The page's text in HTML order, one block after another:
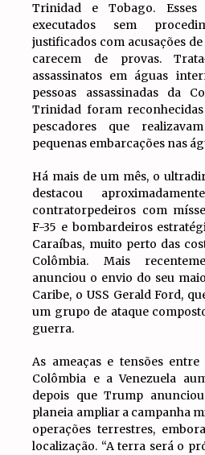
Trinidad e Tobago. Esses
executados sem
justificados com acusações
carecem de provas.
assassinatos em águas
pessoas assassinadas da
Trinidad foram
pescadores que
pequenas embarcações nas
Há mais de um mês, o
destacou
contratorpedeiros com
F-35 e bombardeiros
Caraíbas, muito perto das
Colômbia. Mais
anunciou o envio do seu
Caribe, o USS Gerald Ford,
um grupo de ataque
guerra.
As ameaças e tensões entre
Colômbia e a Venezuela
depois que Trump
planeia ampliar a campanha
operações terrestres,
localização. “A terra será o